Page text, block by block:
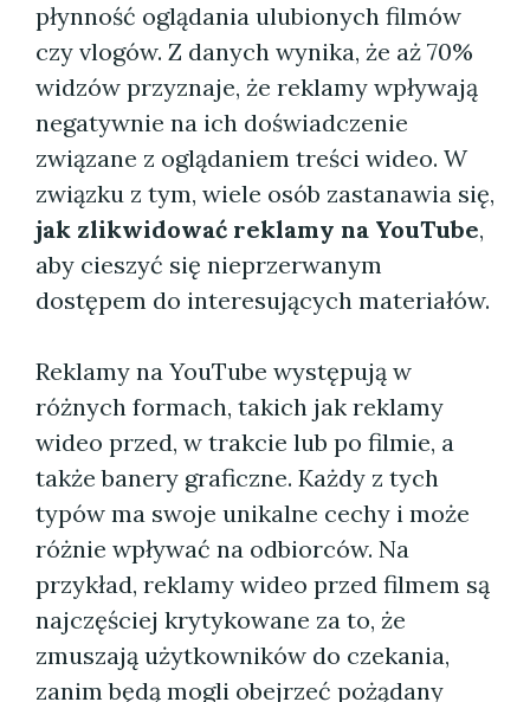
płynność oglądania ulubionych filmów
czy vlogów. Z danych wynika, że aż 70%
widzów przyznaje, że reklamy wpływają
negatywnie na ich doświadczenie
związane z oglądaniem treści wideo. W
związku z tym, wiele osób zastanawia się,
jak zlikwidować reklamy na YouTube,
aby cieszyć się nieprzerwanym
dostępem do interesujących materiałów.
Reklamy na YouTube występują w
różnych formach, takich jak reklamy
wideo przed, w trakcie lub po filmie, a
także banery graficzne. Każdy z tych
typów ma swoje unikalne cechy i może
różnie wpływać na odbiorców. Na
przykład, reklamy wideo przed filmem są
najczęściej krytykowane za to, że
zmuszają użytkowników do czekania,
zanim będą mogli obejrzeć pożądany